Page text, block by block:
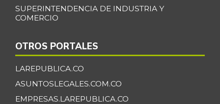
SUPERINTENDENCIA DE INDUSTRIA Y
COMERCIO
OTROS PORTALES
LAREPUBLICA.CO
ASUNTOSLEGALES.COM.CO
EMPRESAS.LAREPUBLICA.CO